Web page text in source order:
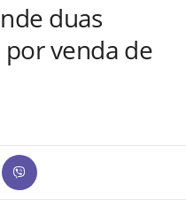
duas
venda de